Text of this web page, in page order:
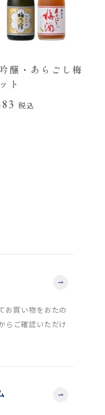
醸・あらごし梅
ト
税込
お買い物をおたの
らご確認いただけ